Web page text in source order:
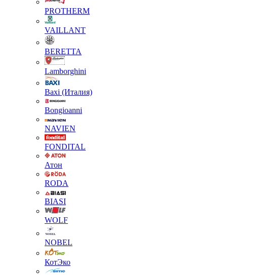
PROTHERM
VAILLANT
BERETTA
Lamborghini
Baxi (Италия)
Вongioanni
NAVIEN
FONDITAL
Атон
RODA
BIASI
WOLF
NOBEL
КотЭко